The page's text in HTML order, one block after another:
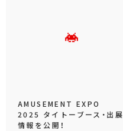
AMUSEMENT EXPO
2025 タイトーブース・出展
情報を公開！